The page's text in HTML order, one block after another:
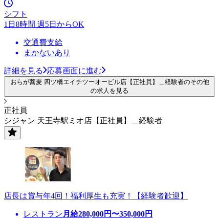
シフト
1日8時間 週5日からOK
交通費支給
まかないあり
詳細を見る 応募画面に進む
おらが蕎麦 四ツ橋エイチツーオービル店【正社員】＿経験者のその他
の求人を見る
正社員
シジャン 天王寺駅ミオ店【正社員】＿経験者
店長は賞与年4回！福利厚生も充実！【経験者歓迎】
レストラン 月給280,000円〜350,000円